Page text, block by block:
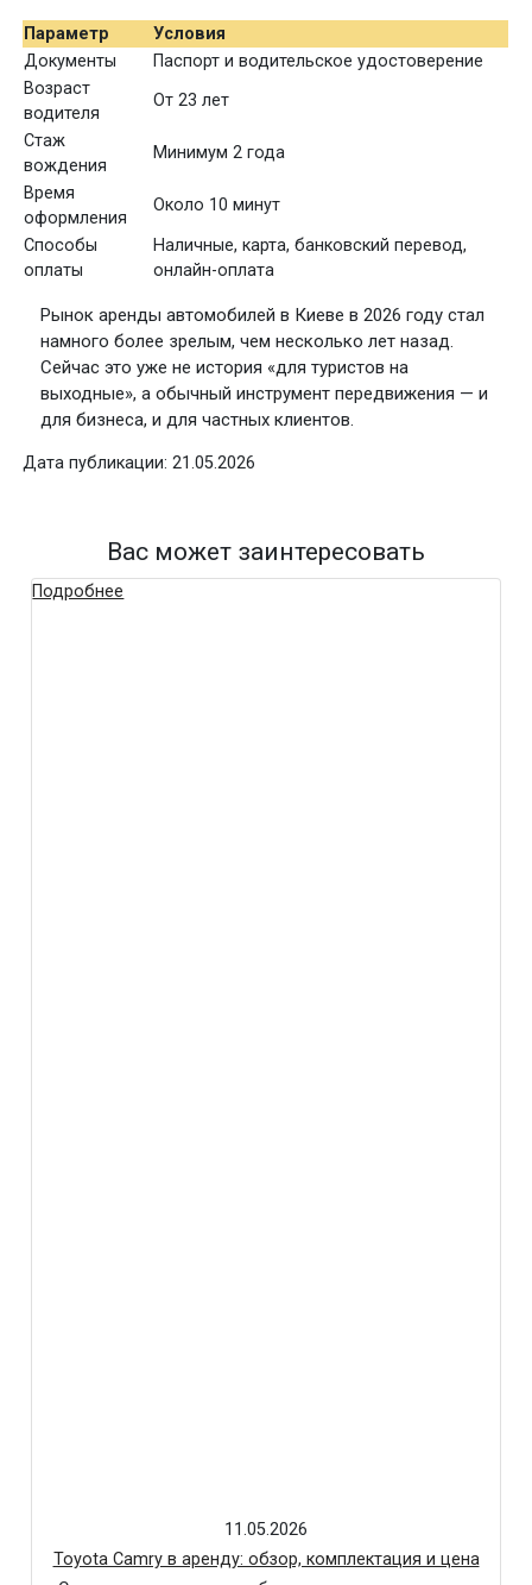
Параметр
Условия
Документы
Паспорт и водительское удостоверение
Возраст
водителя
От 23 лет
Стаж
вождения
Минимум 2 года
Время
оформления
Около 10 минут
Способы
оплаты
Наличные, карта, банковский перевод,
онлайн-оплата
Рынок аренды автомобилей в Киеве в 2026 году стал
намного более зрелым, чем несколько лет назад.
Сейчас это уже не история «для туристов на
выходные», а обычный инструмент передвижения — и
для бизнеса, и для частных клиентов.
Дата публикации: 21.05.2026
Вас может заинтересовать
Подробнее
11.05.2026
Toyota Camry в аренду: обзор, комплектация и цена